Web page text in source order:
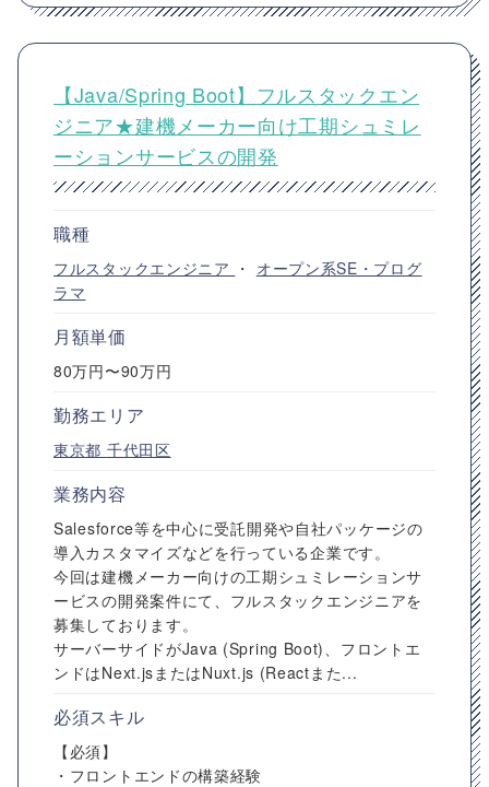
【Java/Spring Boot】フルスタックエン
ジニア★建機メーカー向け工期シュミレ
ーションサービスの開発
職種
フルスタックエンジニア ・ オープン系SE・プログ
ラマ
月額単価
80万円〜90万円
勤務エリア
東京都 千代田区
業務内容
Salesforce等を中心に受託開発や自社パッケージの
導入カスタマイズなどを行っている企業です。
今回は建機メーカー向けの工期シュミレーションサ
ービスの開発案件にて、フルスタックエンジニアを
募集しております。
サーバーサイドがJava (Spring Boot)、フロントエ
ンドはNext.jsまたはNuxt.js (Reactまた...
必須スキル
【必須】
・フロントエンドの構築経験